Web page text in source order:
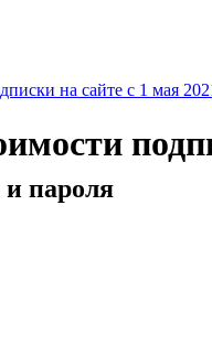
на сайте с 1 мая
пароля